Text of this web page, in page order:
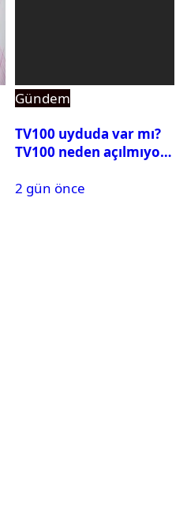
Gündem
TV100 uyduda var mı?
TV100 neden açılmıyor?
2 gün önce